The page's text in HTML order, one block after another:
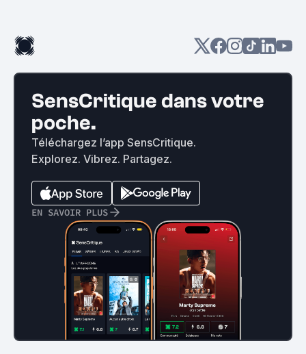
SensCritique dans votre
poche.
Téléchargez l’app SensCritique.
Explorez. Vibrez. Partagez.
EN SAVOIR PLUS